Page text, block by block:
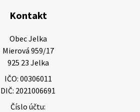
03.08.2026 1/ Vážení obyvatelia!S
Vám oznamujeme, že vo veku
Ján Letusek. Pohreb zosnulého
v utorok 10.00…
Kontakt
Obec Jelka
Mierová 959/17
925 23 Jelka
IČO: 00306011
DIČ: 2021006691
Číslo účtu: